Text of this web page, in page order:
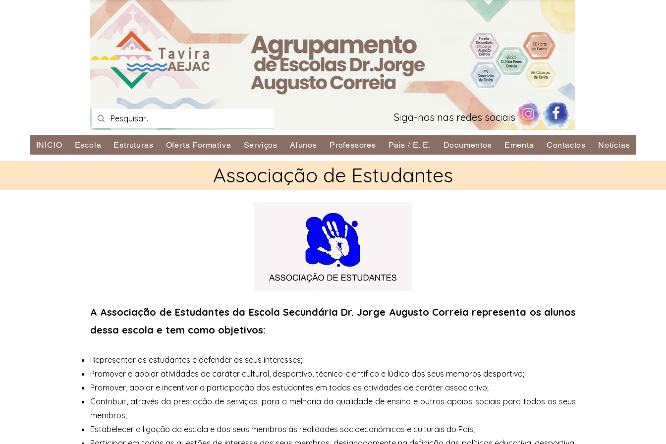
Siga-nos nas redes sociais
INÍCIO Escola Estruturas Oferta Formativa Serviços Alunos Professores Pais / E. E. Documentos Ementa Contactos Notícias
Associação de Estudantes
A Associação de Estudantes da Escola Secundária Dr. Jorge Augusto Correia representa os alunos
dessa escola e tem como objetivos:
Representar os estudantes e defender os seus interesses;
Promover e apoiar atividades de caráter cultural, desportivo, técnico-científico e lúdico dos seus membros desportivo;
Promover, apoiar e incentivar a participação dos estudantes em todas as atividades de caráter associativo;
Contribuir, através da prestação de serviços, para a melhoria da qualidade de ensino e outros apoios sociais para todos os seus
membros;
Estabelecer a ligação da escola e dos seus membros às realidades socioeconómicas e culturais do País;